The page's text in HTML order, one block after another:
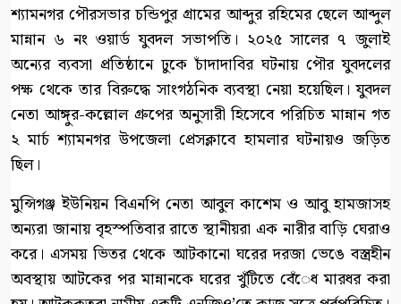
শ্যামনগর পৌরসভার চন্ডিপুর গ্রামের আব্দুর রহিমের ছেলে আব্দুল
মান্নান ৬ নং ওয়ার্ড যুবদল সভাপতি। ২০২৫ সালের ৭ জুলাই
অন্যের ব্যবসা প্রতিষ্ঠানে ঢুকে চাঁদাদাবির ঘটনায় পৌর যুবদলের
পক্ষ থেকে তার বিরুদ্ধে সাংগঠনিক ব্যবস্থা নেয়া হয়েছিল। যুবদল
নেতা আঙ্গুর-কল্লোল গ্রুপের অনুসারী হিসেবে পরিচিত মান্নান গত
২ মার্চ শ্যামনগর উপজেলা প্রেসক্লাবে হামলার ঘটনায়ও জড়িত
ছিল।
মুন্সিগঞ্জ ইউনিয়ন বিএনপি নেতা আবুল কাশেম ও আবু হামজাসহ
অন্যরা জানায় বৃহস্পতিবার রাতে স্থানীয়রা এক নারীর বাড়ি ঘেরাও
করে। এসময় ভিতর থেকে আটকানো ঘরের দরজা ভেঙে বস্ত্রহীন
অবস্থায় আটকের পর মান্নানকে ঘরের খুঁটিতে বেঁেধ মারধর করা